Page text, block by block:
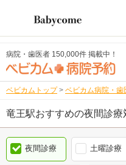
病院・歯医者 150,000件 掲載中！
ベビカムトップ > ベビカム病院・歯
竜王駅おすすめの夜間診療
夜間診療 土曜診療